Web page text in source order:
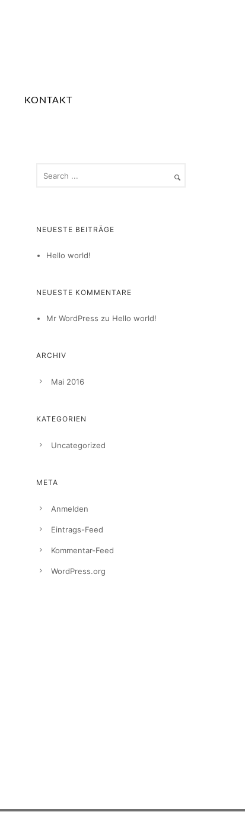
KONTAKT
NEUESTE BEITRÄGE
Hello world!
NEUESTE KOMMENTARE
Mr WordPress zu Hello world!
ARCHIV
Mai 2016
KATEGORIEN
Uncategorized
META
Anmelden
Eintrags-Feed
Kommentar-Feed
WordPress.org